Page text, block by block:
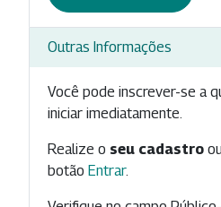
Outras Informações
Você pode inscrever-se a
iniciar imediatamente.
Realize o seu cadastro
botão Entrar.